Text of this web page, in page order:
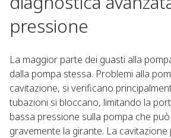
pressione
La maggior parte dei guasti alla
dalla pompa stessa. Problemi alla
cavitazione, si verificano
tubazioni si bloccano, limitando la
bassa pressione sulla pompa che
gravemente la girante. La